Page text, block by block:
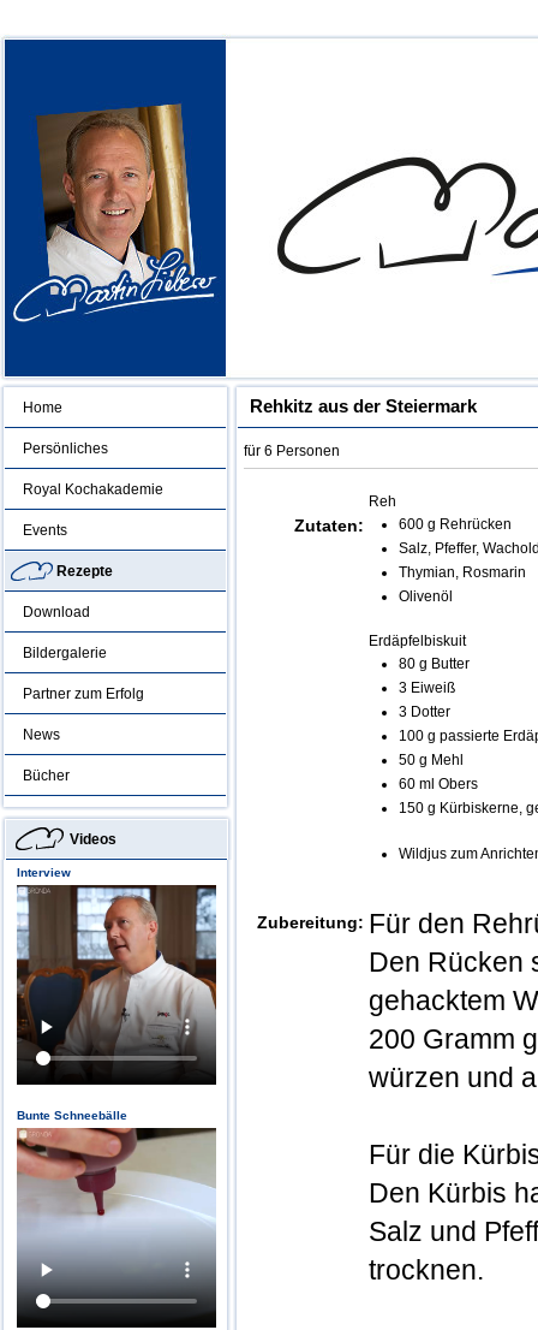
Home
Persönliches
Royal Kochakademie
Events
Rezepte
Download
Bildergalerie
Partner zum Erfolg
News
Bücher
Videos
Interview
Bunte Schneebälle
Rehkitz aus der Steiermark
für 6 Personen
Zutaten:
Reh
600 g Rehrücken
Salz, Pfeffer,
Thymian, Rosmarin
Olivenöl
Erdäpfelbiskuit
80 g Butter
3 Eiweiß
3 Dotter
100 g passierte
50 g Mehl
60 ml Obers
150 g Kürbiskerne,
Wildjus zum
Zubereitung: Für den
Den Rücken
gehacktem
200 Gramm
würzen und
Für die
Den Kürbis
Salz und
trocknen.